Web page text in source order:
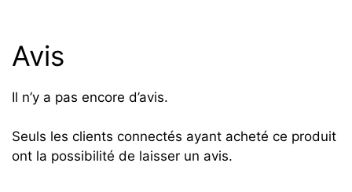
Avis
Il n’y a pas encore d’avis.
Seuls les clients connectés ayant acheté ce produit
ont la possibilité de laisser un avis.